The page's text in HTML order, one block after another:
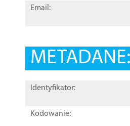
Email:
METADANE:
Identyfikator:
Kodowanie: